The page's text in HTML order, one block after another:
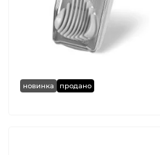
новинка продано